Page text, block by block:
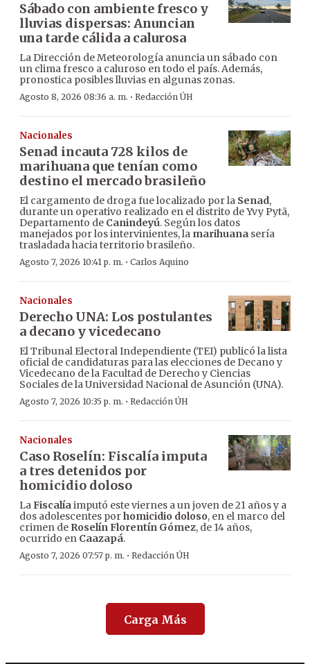
Sábado con ambiente fresco y
lluvias dispersas: Anuncian
una tarde cálida a calurosa
La Dirección de Meteorología anuncia un sábado con
un clima fresco a caluroso en todo el país. Además,
pronostica posibles lluvias en algunas zonas.
Agosto 8, 2026 08:36 a. m. · Redacción ÚH
Nacionales
Senad incauta 728 kilos de
marihuana que tenían como
destino el mercado brasileño
El cargamento de droga fue localizado por la Senad,
durante un operativo realizado en el distrito de Yvy Pytã,
Departamento de Canindeyú. Según los datos
manejados por los intervinientes, la marihuana sería
trasladada hacia territorio brasileño.
Agosto 7, 2026 10:41 p. m. · Carlos Aquino
Nacionales
Derecho UNA: Los postulantes
a decano y vicedecano
El Tribunal Electoral Independiente (TEI) publicó la lista
oficial de candidaturas para las elecciones de Decano y
Vicedecano de la Facultad de Derecho y Ciencias
Sociales de la Universidad Nacional de Asunción (UNA).
Agosto 7, 2026 10:35 p. m. · Redacción ÚH
Nacionales
Caso Roselín: Fiscalía imputa
a tres detenidos por
homicidio doloso
LaFiscalíaimputó este viernes a un joven de 21 años y a
dos adolescentes porhomicidio doloso, en el marco del
crimen de Roselín Florentín Gómez, de 14 años,
ocurrido en Caazapá.
Agosto 7, 2026 07:57 p. m. · Redacción ÚH
Carga Más